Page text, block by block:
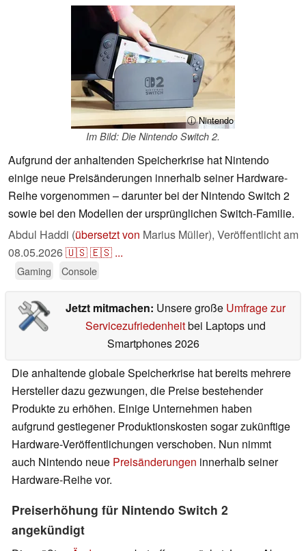
ⓘ Nintendo
Im Bild: Die Nintendo Switch 2.
Aufgrund der anhaltenden Speicherkrise hat Nintendo
einige neue Preisänderungen innerhalb seiner Hardware-
Reihe vorgenommen – darunter bei der Nintendo Switch 2
sowie bei den Modellen der ursprünglichen Switch-Familie.
Abdul Haddi (übersetzt von Marius Müller), Veröffentlicht am
08.05.2026🇺🇸🇪🇸 ...
Gaming Console
Jetzt mitmachen: Unsere große Umfrage zur
Servicezufriedenheitbei Laptops und
Smartphones 2026
Die anhaltende globale Speicherkrise hat bereits mehrere
Hersteller dazu gezwungen, die Preise bestehender
Produkte zu erhöhen. Einige Unternehmen haben
aufgrund gestiegener Produktionskosten sogar zukünftige
Hardware-Veröffentlichungen verschoben. Nun nimmt
auch Nintendo neue Preisänderungen innerhalb seiner
Hardware-Reihe vor.
Preiserhöhung für Nintendo Switch 2
angekündigt